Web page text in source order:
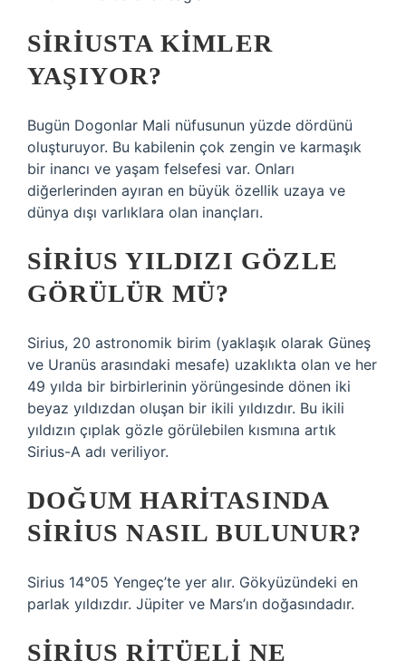
SIRIUSTA KIMLER
YAŞIYOR?
Bugün Dogonlar Mali nüfusunun yüzde dördünü
oluşturuyor. Bu kabilenin çok zengin ve karmaşık
bir inancı ve yaşam felsefesi var. Onları
diğerlerinden ayıran en büyük özellik uzaya ve
dünya dışı varlıklara olan inançları.
SIRIUS YILDIZI GÖZLE
GÖRÜLÜR MÜ?
Sirius, 20 astronomik birim (yaklaşık olarak Güneş
ve Uranüs arasındaki mesafe) uzaklıkta olan ve her
49 yılda bir birbirlerinin yörüngesinde dönen iki
beyaz yıldızdan oluşan bir ikili yıldızdır. Bu ikili
yıldızın çıplak gözle görülebilen kısmına artık
Sirius-A adı veriliyor.
DOĞUM HARITASINDA
SIRIUS NASIL BULUNUR?
Sirius 14°05 Yengeç’te yer alır. Gökyüzündeki en
parlak yıldızdır. Jüpiter ve Mars’ın doğasındadır.
SIRIUS RITÜELI NE